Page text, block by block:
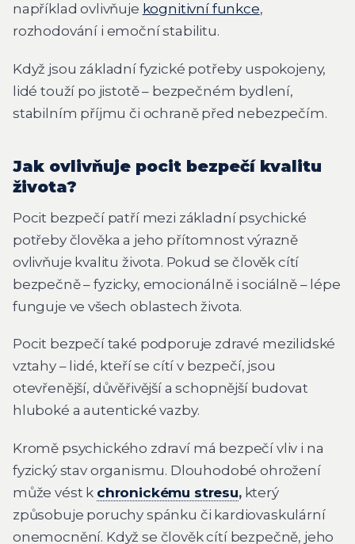
například ovlivňuje kognitivní funkce,
rozhodování i emoční stabilitu.
Když jsou základní fyzické potřeby uspokojeny,
lidé touží po jistotě – bezpečném bydlení,
stabilním příjmu či ochraně před nebezpečím.
Jak ovlivňuje pocit bezpečí kvalitu
života?
Pocit bezpečí patří mezi základní psychické
potřeby člověka a jeho přítomnost výrazně
ovlivňuje kvalitu života. Pokud se člověk cítí
bezpečně – fyzicky, emocionálně i sociálně – lépe
funguje ve všech oblastech života.
Pocit bezpečí také podporuje zdravé mezilidské
vztahy – lidé, kteří se cítí v bezpečí, jsou
otevřenější, důvěřivější a schopnější budovat
hluboké a autentické vazby.
Kromě psychického zdraví má bezpečí vliv i na
fyzický stav organismu. Dlouhodobé ohrožení
může vést k chronickému stresu,který
způsobuje poruchy spánku či kardiovaskulární
onemocnění. Když se člověk cítí bezpečně, jeho